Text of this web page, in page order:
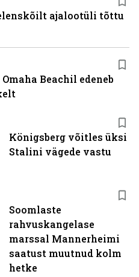
Königsberg võitles üksi
Stalini vägede vastu
Soomlaste
rahvuskangelase
marssal Mannerheimi
saatust muutnud kolm
hetke
ajalootüli tõttu
Beachil edeneb